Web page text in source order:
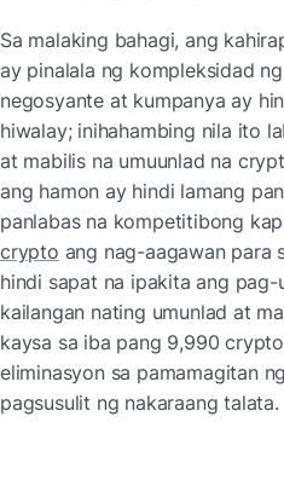
Sa malaking bahagi, ang
ay pinalala ng kompleksidad
negosyante at kumpanya ay
hiwalay; inihahambing nila ito
at mabilis na umuunlad na
ang hamon ay hindi lamang
panlabas na kompetitibong
crypto ang nag-aagawan para
hindi sapat na ipakita ang
kailangan nating umunlad at
kaysa sa iba pang 9,990
eliminasyon sa pamamagitan
pagsusulit ng nakaraang talata.